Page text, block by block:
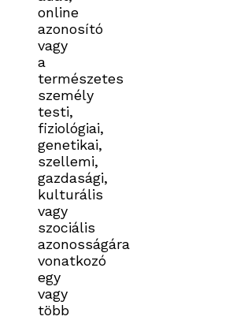
online
azonosító
vagy
a
természetes
személy
testi,
fiziológiai,
genetikai,
szellemi,
gazdasági,
kulturális
vagy
szociális
azonosságára
vonatkozó
egy
vagy
több